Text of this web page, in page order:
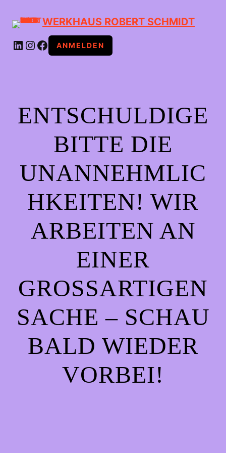
WERKHAUS ROBERT SCHMIDT
LINKEDIN INSTAGRAMFACEBOOK ANMELDEN
ENTSCHULDIGE
BITTE DIE
UNANNEHMLIC
HKEITEN! WIR
ARBEITEN AN
EINER
GROSSARTIGEN S
ACHE – SCHAU B
ALD WIEDER V
ORBEI!